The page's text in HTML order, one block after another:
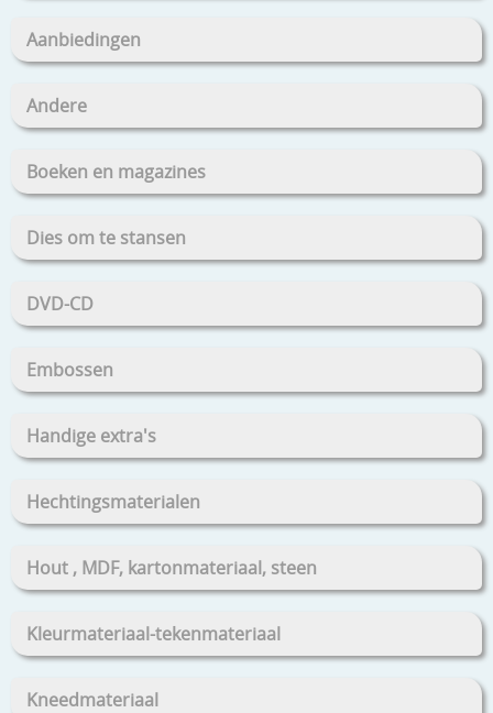
Aanbiedingen
Andere
Boeken en magazines
Dies om te stansen
DVD-CD
Embossen
Handige extra's
Hechtingsmaterialen
Hout , MDF, kartonmateriaal, steen
Kleurmateriaal-tekenmateriaal
Kneedmateriaal